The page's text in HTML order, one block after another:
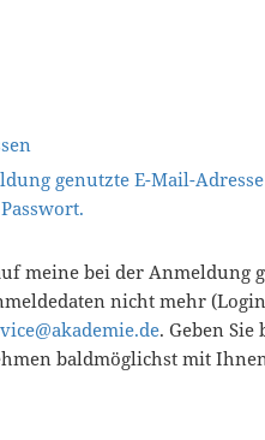
genutzte E-Mail-
meine bei der Anmeldung
nicht mehr
. Geben
baldmöglichst mit